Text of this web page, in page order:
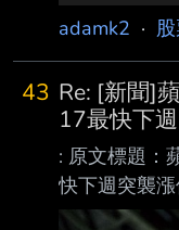
adamk2 ·
43 Re: [新聞]
17最快下週
: 原文標題：
快下週突襲
https://